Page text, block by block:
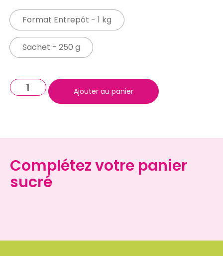
Format Entrepôt - 1 kg
Sachet - 250 g
Ajouter au panier
Complétez votre panier
sucré